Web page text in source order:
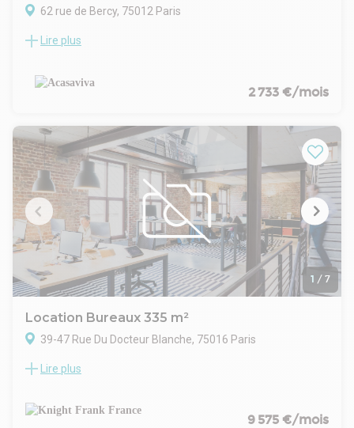
62 rue de Bercy, 75012 Paris
proche gare Bercy, Palais omnisports, et jardin de Bercy,
Dans un Immeuble mixte récent, au 1er étage environ 71 m2
donnant sur terrasses-jardin, avec terrasse-loggia de 6 m2
Lire plus
2 733 €/mois
1 / 7
Location Bureaux 335 m²
39-47 Rue Du Docteur Blanche, 75016 Paris
Nous vous proposons à la location une surface de 335 m² en
proximité de la ligne 9, dispose de la climatisation et est
facilement modulable.Très grande linéaire de façade
Lire plus
9 575 €/mois